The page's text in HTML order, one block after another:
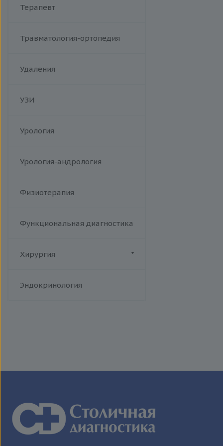
Терапевт
Травматология-ортопедия
Удаления
УЗИ
Урология
Урология-андрология
Физиотерапия
Функциональная диагностика
Хирургия
Эндокринология